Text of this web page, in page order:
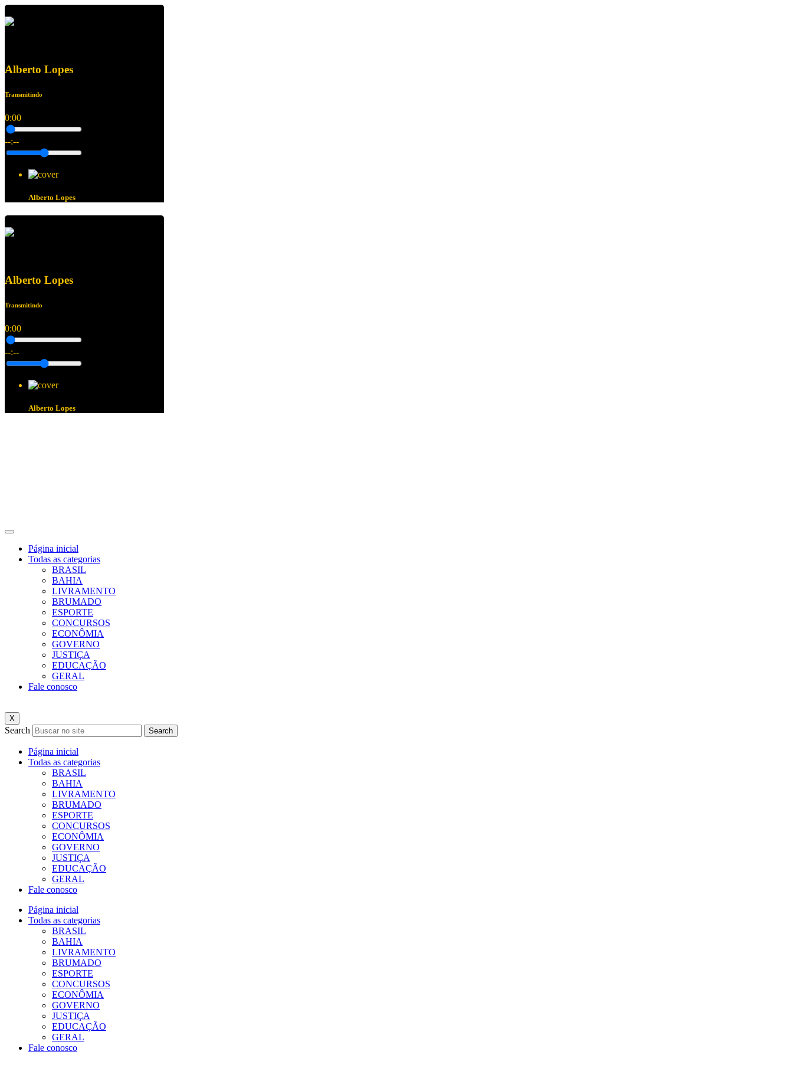
Alberto Lopes
Transmitindo
0:00
--:--
Alberto Lopes
Alberto Lopes
Transmitindo
0:00
--:--
Alberto Lopes
Página inicial
Todas as categorias
BRASIL
BAHIA
LIVRAMENTO
BRUMADO
ESPORTE
CONCURSOS
ECONÔMIA
GOVERNO
JUSTIÇA
EDUCAÇÃO
GERAL
Fale conosco
X
Search Search
Página inicial
Todas as categorias
BRASIL
BAHIA
LIVRAMENTO
BRUMADO
ESPORTE
CONCURSOS
ECONÔMIA
GOVERNO
JUSTIÇA
EDUCAÇÃO
GERAL
Fale conosco
Página inicial
Todas as categorias
BRASIL
BAHIA
LIVRAMENTO
BRUMADO
ESPORTE
CONCURSOS
ECONÔMIA
GOVERNO
JUSTIÇA
EDUCAÇÃO
GERAL
Fale conosco